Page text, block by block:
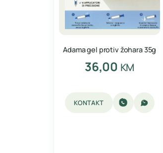
Adama gel protiv žohara 35g
36,00 KM
KONTAKT